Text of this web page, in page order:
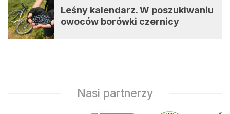
Leśny kalendarz. W poszukiwaniu
owoców borówki czernicy
Nasi partnerzy